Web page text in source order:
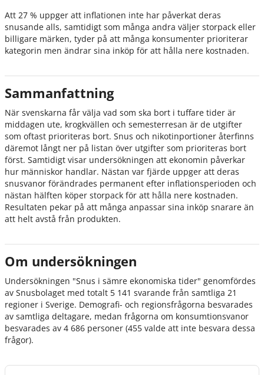
Att 27 % uppger att inflationen inte har påverkat deras
snusande alls, samtidigt som många andra väljer storpack eller
billigare märken, tyder på att många konsumenter prioriterar
kategorin men ändrar sina inköp för att hålla nere kostnaden.
Sammanfattning
När svenskarna får välja vad som ska bort i tuffare tider är
middagen ute, krogkvällen och semesterresan är de utgifter
som oftast prioriteras bort. Snus och nikotinportioner återfinns
däremot långt ner på listan över utgifter som prioriteras bort
först. Samtidigt visar undersökningen att ekonomin påverkar
hur människor handlar. Nästan var fjärde uppger att deras
snusvanor förändrades permanent efter inflationsperioden och
nästan hälften köper storpack för att hålla nere kostnaden.
Resultaten pekar på att många anpassar sina inköp snarare än
att helt avstå från produkten.
Om undersökningen
Undersökningen "Snus i sämre ekonomiska tider" genomfördes
av Snusbolaget med totalt 5 141 svarande från samtliga 21
regioner i Sverige. Demografi- och regionsfrågorna besvarades
av samtliga deltagare, medan frågorna om konsumtionsvanor
besvarades av 4 686 personer (455 valde att inte besvara dessa
frågor).